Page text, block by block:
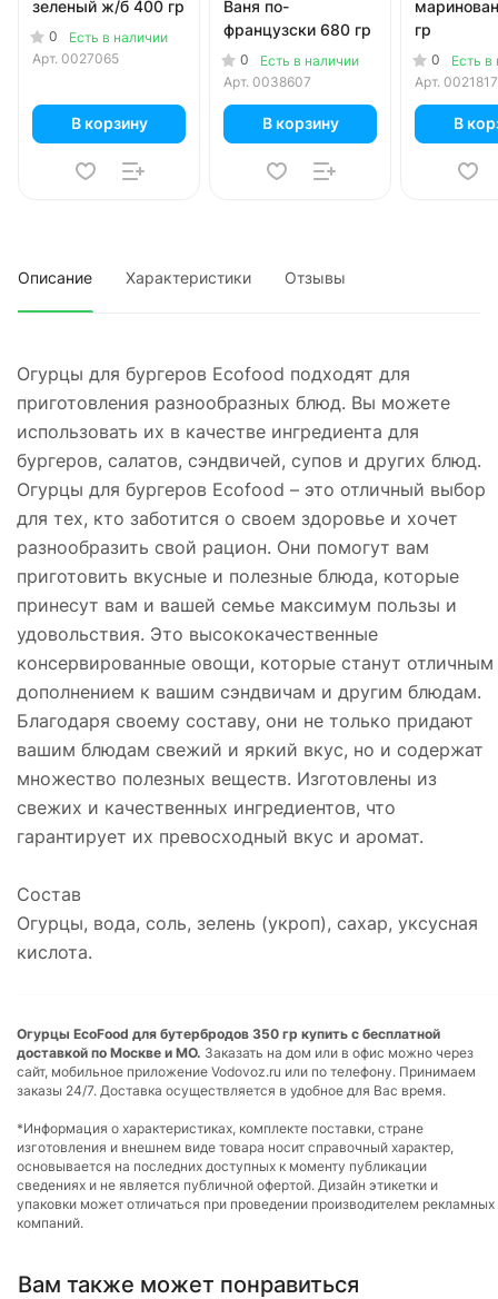
зеленый ж/б 400 гр
0
Есть в наличии
Арт. 0027065
В корзину
Ваня по-
французски 680 гр
0
Есть в наличии
Арт. 0038607
В корзину
гр
0
Есть в
Арт. 0021817
В
Описание Характеристики Отзывы
Огурцы для бургеров Ecofood подходят для
приготовления разнообразных блюд. Вы можете
использовать их в качестве ингредиента для
бургеров, салатов, сэндвичей, супов и других блюд.
Огурцы для бургеров Ecofood – это отличный выбор
для тех, кто заботится о своем здоровье и хочет
разнообразить свой рацион. Они помогут вам
приготовить вкусные и полезные блюда, которые
принесут вам и вашей семье максимум пользы и
удовольствия. Это высококачественные
консервированные овощи, которые станут отличным
дополнением к вашим сэндвичам и другим блюдам.
Благодаря своему составу, они не только придают
вашим блюдам свежий и яркий вкус, но и содержат
множество полезных веществ. Изготовлены из
свежих и качественных ингредиентов, что
гарантирует их превосходный вкус и аромат.
Состав
Огурцы, вода, соль, зелень (укроп), сахар, уксусная
кислота.
Огурцы EcoFood для бутербродов 350 гр купить с бесплатной
доставкой по Москве и МО. Заказать на дом или в офис можно через
сайт, мобильное приложение Vodovoz.ru или по телефону. Принимаем
заказы 24/7. Доставка осуществляется в удобное для Вас время.
*Информация о характеристиках, комплекте поставки, стране
изготовления и внешнем виде товара носит справочный характер,
основывается на последних доступных к моменту публикации
сведениях и не является публичной офертой. Дизайн этикетки и
упаковки может отличаться при проведении производителем рекламных
компаний.
Вам также может понравиться